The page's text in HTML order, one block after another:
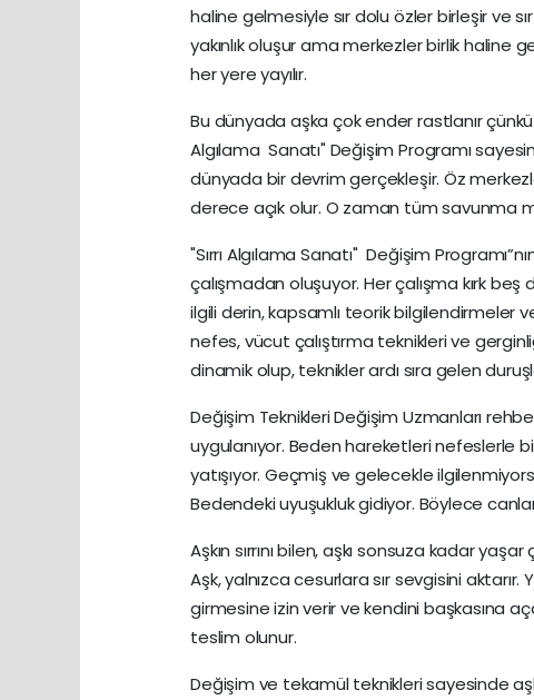
haline gelmesiyle sır dolu özler birleşir ve
yakınlık oluşur ama merkezler birlik haline
her yere yayılır.
Bu dünyada aşka çok ender rastlanır çünkü
Algılama Sanatı" Değişim Programı
dünyada bir devrim gerçekleşir. Öz
derece açık olur. O zaman tüm savunma
"Sırrı Algılama Sanatı" Değişim
çalışmadan oluşuyor. Her çalışma kırk beş
ilgili derin, kapsamlı teorik bilgilendirmeler
nefes, vücut çalıştırma teknikleri ve
dinamik olup, teknikler ardı sıra gelen
Değişim Teknikleri Değişim Uzmanları
uygulanıyor. Beden hareketleri nefeslerle
yatışıyor. Geçmiş ve gelecekle
Bedendeki uyuşukluk gidiyor. Böylece
Aşkın sırrını bilen, aşkı sonsuza kadar
Aşk, yalnızca cesurlara sır sevgisini
girmesine izin verir ve kendini başkasına
teslim olunur.
Değişim ve tekamül teknikleri sayesinde